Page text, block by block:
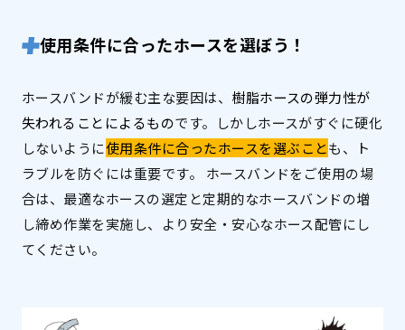
使用条件に合ったホースを選ぼう！
ホースバンドが緩む主な要因は、 樹脂ホースの弾力性が
失われることによるものです。しかしホースがすぐに硬化
しないように使用条件に合ったホースを選ぶことも、ト
ラブルを防ぐには重要です。 ホースバンドをご使用の場
合は、最適なホースの選定と定期的なホースバンドの増
し締め作業を実施し、より安全・安心なホース配管にし
てください。